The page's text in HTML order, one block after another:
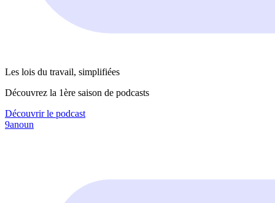
Les lois du travail, simplifiées
Découvrez la 1ère saison de podcasts
Découvrir le podcast
9anoun